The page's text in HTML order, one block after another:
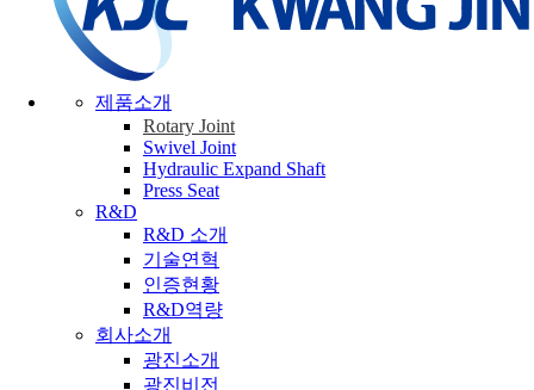
제품소개
Rotary Joint
Swivel Joint
Hydraulic Expand Shaft
Press Seat
R&D
R&D 소개
기술연혁
인증현황
R&D역량
회사소개
광진소개
광진비전